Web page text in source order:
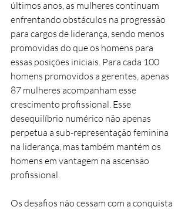
últimos anos, as mulheres continuam
enfrentando obstáculos na progressão
para cargos de liderança, sendo menos
promovidas do que os homens para
essas posições iniciais. Para cada 100
homens promovidos a gerentes, apenas
87 mulheres acompanham esse
crescimento profissional. Esse
desequilíbrio numérico não apenas
perpetua a sub-representação feminina
na liderança, mas também mantém os
homens em vantagem na ascensão
profissional.
Os desafios não cessam com a conquista